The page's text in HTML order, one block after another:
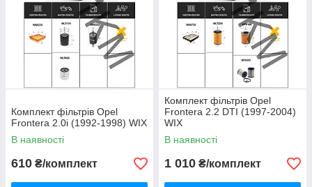
Комплект фільтрів Opel
Frontera 2.0i (1992-1998) WIX
В наявності
610 ₴/комплект
Комплект фільтрів Opel
Frontera 2.2 DTI (1997-2004)
WIX
В наявності
1 010 ₴/комплект